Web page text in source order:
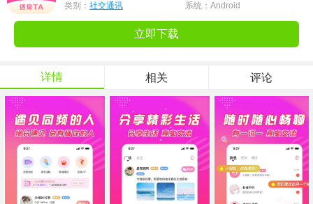
类别： 社交通讯 系统：Android
立即下载
详情 相关 评论